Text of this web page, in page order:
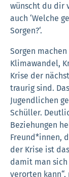
wünscht du dir
auch ‘Welche
Sorgen?‘.
Sorgen
Klimawandel,
Krise der
traurig sind.
Jugendlichen
Schüller.
Beziehungen
Freund*innen,
der Krise ist
damit man
verorten